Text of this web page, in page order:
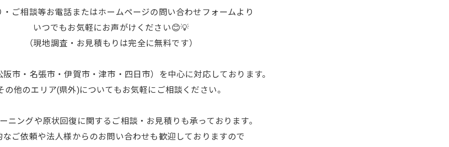
・ご相談等お電話またはホームページの問い合わせフォームより
いつでもお気軽にお声がけください😊💡
（現地調査・お見積もりは完全に無料です）
阪市・名張市・伊賀市・津市・四日市）を中心に対応しております。
の他のエリア(県外)についてもお気軽にご相談ください。
ニングや原状回復に関するご相談・お見積りも承っております。
なご依頼や法人様からのお問い合わせも歓迎しておりますので